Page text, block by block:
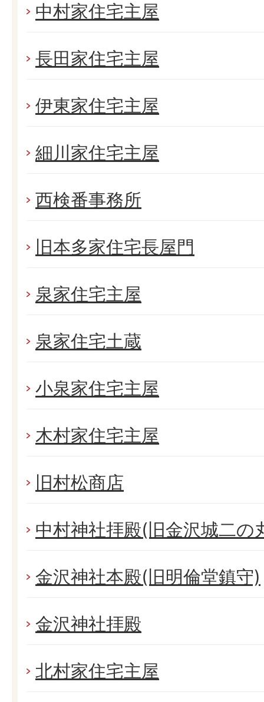
中村家住宅主屋
長田家住宅主屋
伊東家住宅主屋
細川家住宅主屋
西検番事務所
旧本多家住宅長屋門
泉家住宅主屋
泉家住宅土蔵
小泉家住宅主屋
木村家住宅主屋
旧村松商店
中村神社拝殿(旧金沢城二の
金沢神社本殿(旧明倫堂鎮守)
金沢神社拝殿
北村家住宅主屋